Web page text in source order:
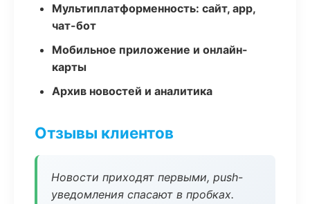
Мультиплатформенность: сайт, app,
чат-бот
Мобильное приложение и онлайн-
карты
Архив новостей и аналитика
Отзывы клиентов
Новости приходят первыми, push-
уведомления спасают в пробках.